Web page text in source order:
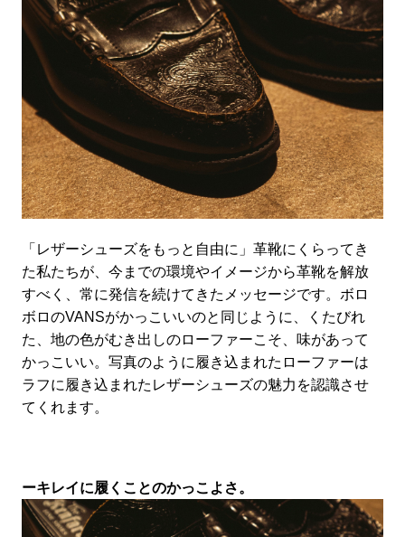
「レザーシューズをもっと自由に」革靴にくらってき
た私たちが、今までの環境やイメージから革靴を解放
すべく、常に発信を続けてきたメッセージです。ボロ
ボロのVANSがかっこいいのと同じように、くたびれ
た、地の色がむき出しのローファーこそ、味があって
かっこいい。写真のように履き込まれたローファーは
ラフに履き込まれたレザーシューズの魅力を認識させ
てくれます。
ーキレイに履くことのかっこよさ。